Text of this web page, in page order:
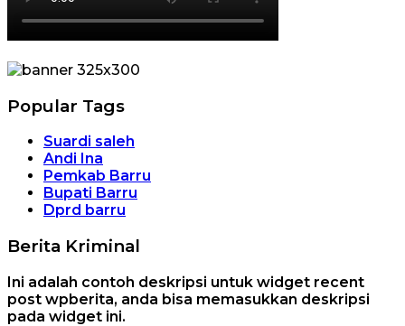
Popular Tags
Suardi saleh
Andi Ina
Pemkab Barru
Bupati Barru
Dprd barru
Berita Kriminal
Ini adalah contoh deskripsi untuk widget recent
post wpberita, anda bisa memasukkan deskripsi
pada widget ini.